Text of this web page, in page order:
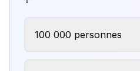
100 000 personnes